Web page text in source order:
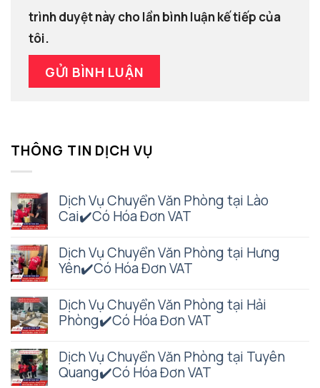
THÔNG TIN DỊCH VỤ
Dịch Vụ Chuyển Văn Phòng tại Lào
Cai✔️Có Hóa Đơn VAT
Dịch Vụ Chuyển Văn Phòng tại Hưng
Yên✔️Có Hóa Đơn VAT
Dịch Vụ Chuyển Văn Phòng tại Hải
Phòng✔️Có Hóa Đơn VAT
Dịch Vụ Chuyển Văn Phòng tại Tuyên
Quang✔️Có Hóa Đơn VAT
trình duyệt này cho lần bình luận kế tiếp của
tôi.